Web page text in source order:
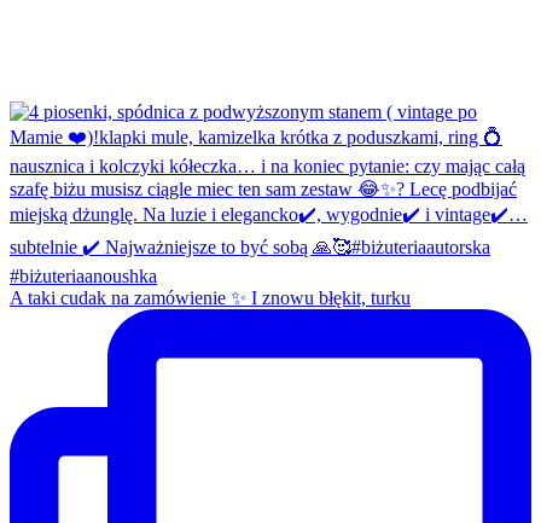
A taki cudak na zamówienie ✨ I znowu błękit, turku